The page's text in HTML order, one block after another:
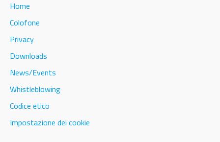
Home
Colofone
Privacy
Downloads
News/Events
Whistleblowing
Codice etico
Impostazione dei cookie